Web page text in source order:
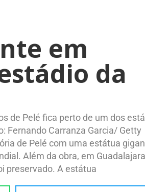
em
da
de Pelé fica perto de um dos
Fernando Carranza Garcia/ Getty
de Pelé com uma estátua
Além da obra, em
preservado. A estátua